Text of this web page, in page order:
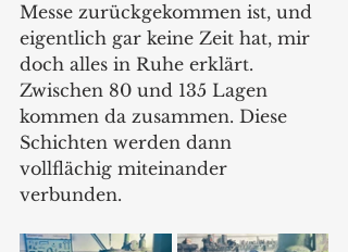
Messe zurückgekommen ist, und
eigentlich gar keine Zeit hat, mir
doch alles in Ruhe erklärt.
Zwischen 80 und 135 Lagen
kommen da zusammen. Diese
Schichten werden dann
vollflächig miteinander
verbunden.